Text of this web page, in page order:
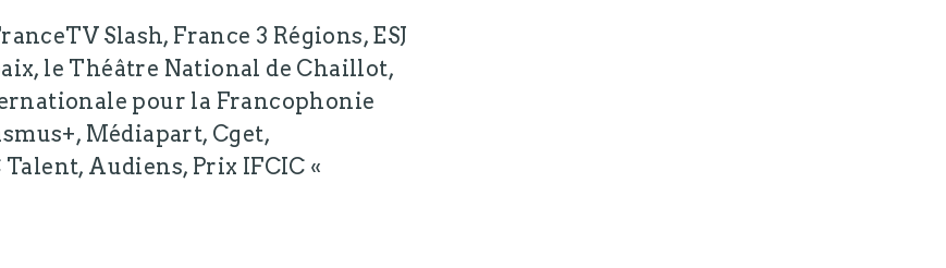
Slash, France 3 Régions, ESJ
le Théâtre National de Chaillot,
pour la Francophonie
Médiapart, Cget,
Audiens, Prix IFCIC «